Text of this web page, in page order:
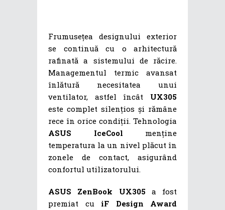
Frumusețea designului exterior
se continuă cu o arhitectură
rafinată a sistemului de răcire.
Managementul termic avansat
înlătură necesitatea unui
ventilator, astfel încât UX305
este complet silențios și rămâne
rece în orice condiții. Tehnologia
ASUS IceCool menține
temperatura la un nivel plăcut în
zonele de contact, asigurând
confortul utilizatorului.
ASUS ZenBook UX305 a fost
premiat cu iF Design Award